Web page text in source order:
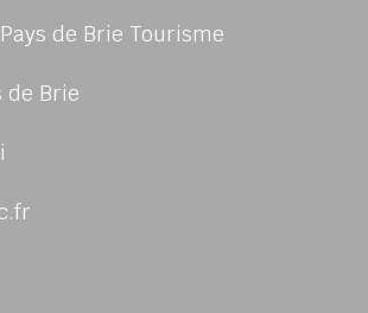
de Brie Tourisme
de Brie